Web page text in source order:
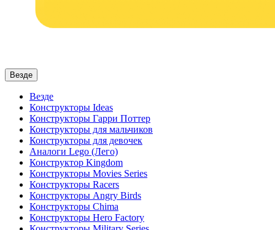
Везде
Везде
Конструкторы Ideas
Конструкторы Гарри Поттер
Конструкторы для мальчиков
Конструкторы для девочек
Аналоги Lego (Лего)
Конструктор Kingdom
Конструкторы Movies Series
Конструкторы Racers
Конструкторы Angry Birds
Конструкторы Chima
Конструкторы Hero Factory